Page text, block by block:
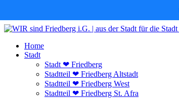
Zum
springenHome
Stadt
Stadt ❤ Friedberg
Stadtteil ❤ Friedberg Altstadt
Stadtteil ❤ Friedberg West
Stadtteil ❤ Friedberg St. Afra